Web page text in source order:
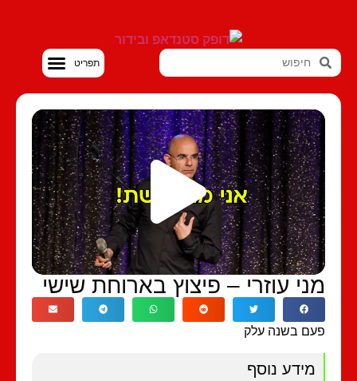
עוזרי – פיצוץ בארוחת שישי
בשנה עלק
מידע נוסף